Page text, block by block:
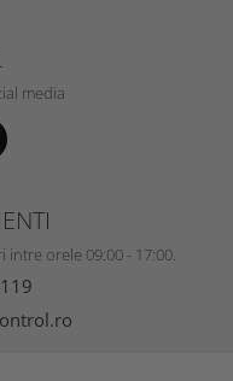
media
orele 09:00 - 17:00.